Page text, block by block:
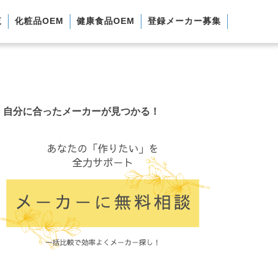
化粧品OEM 健康食品OEM 登録メーカー募集
自分に合ったメーカーが見つかる！